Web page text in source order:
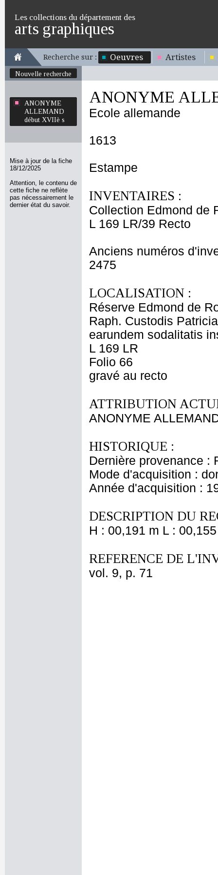
Les collections du département des
arts graphiques
Recherche sur : Oeuvres Artistes
Nouvelle recherche
ANONYME
ALLEMAND
début XVIIè s
Mise à jour de la fiche
18/12/2025
Attention, le contenu de
cette fiche ne reflète
pas nécessairement le
dernier état du savoir.
ANONYME
Ecole allemande
1613
Estampe
INVENTAIRES :
Collection Edmond de
L 169 LR/39 Recto
Anciens numéros
2475
LOCALISATION :
Réserve Edmond de
Raph. Custodis
earundem sodalitatis
L 169 LR
Folio 66
gravé au recto
ATTRIBUTION
ANONYME
HISTORIQUE :
Dernière provenance :
Mode d'acquisition :
Année d'acquisition :
DESCRIPTION DU
H : 00,191 m L :
REFERENCE DE
vol. 9, p. 71